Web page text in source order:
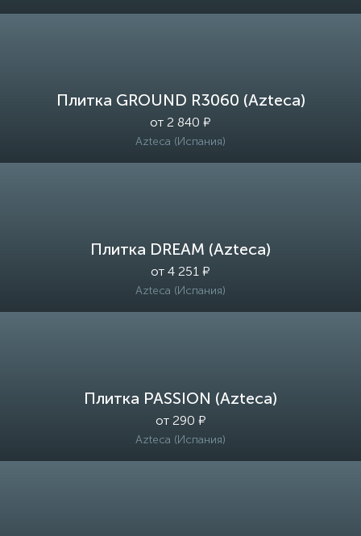
Плитка GROUND R3060 (Azteca)
от 2 840 ₽
Azteca (Испания)
Плитка DREAM (Azteca)
от 4 251 ₽
Azteca (Испания)
Плитка PASSION (Azteca)
от 290 ₽
Azteca (Испания)